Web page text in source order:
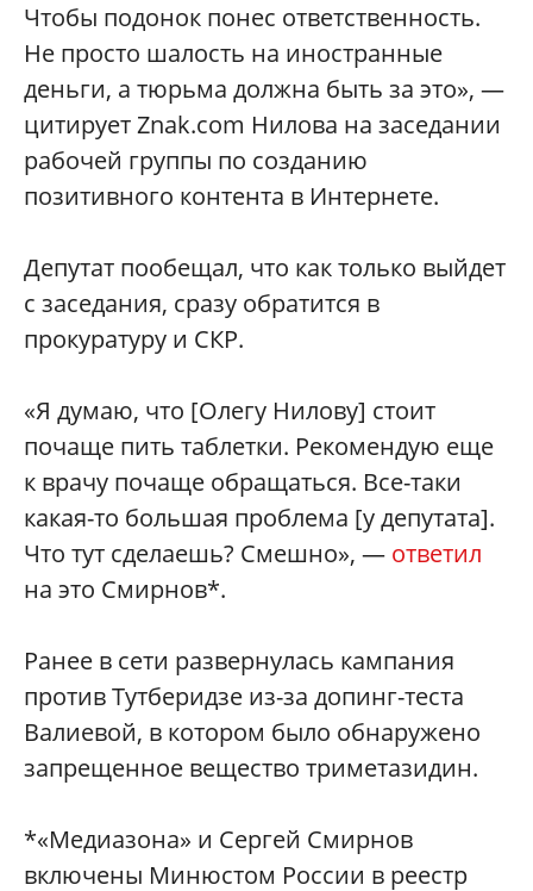
Чтобы подонок понес ответственность.
Не просто шалость на иностранные
деньги, а тюрьма должна быть за это», —
цитирует Znak.com Нилова на заседании
рабочей группы по созданию
позитивного контента в Интернете.
Депутат пообещал, что как только выйдет
с заседания, сразу обратится в
прокуратуру и СКР.
«Я думаю, что [Олегу Нилову] стоит
почаще пить таблетки. Рекомендую еще
к врачу почаще обращаться. Все-таки
какая-то большая проблема [у депутата].
Что тут сделаешь? Смешно», — ответил
на это Смирнов*.
Ранее в сети развернулась кампания
против Тутберидзе из-за допинг-теста
Валиевой, в котором было обнаружено
запрещенное вещество триметазидин.
*«Медиазона» и Сергей Смирнов
включены Минюстом России в реестр